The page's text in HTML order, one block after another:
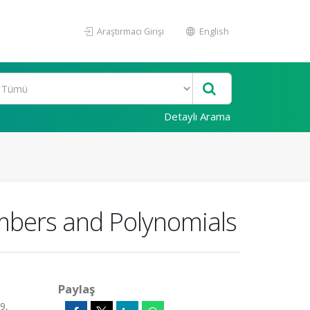
Araştırmacı Girişi English
Detaylı Arama
and Polynomials
Paylaş